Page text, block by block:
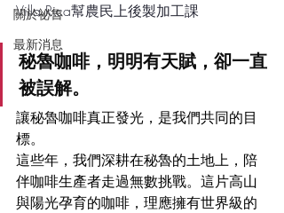
關於祕魯
最新消息
Villa Rica幫農民上後製加工課
秘魯咖啡，明明有天賦，卻一直
被誤解。
讓秘魯咖啡真正發光，是我們共同的目
標。
這些年，我們深耕在秘魯的土地上，陪
伴咖啡生產者走過無數挑戰。這片高山
與陽光孕育的咖啡，理應擁有世界級的